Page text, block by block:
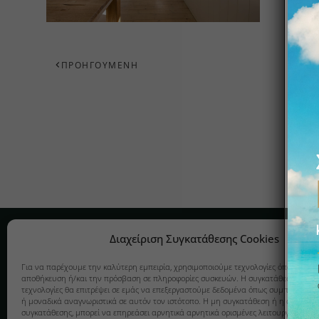
Διαχείριση Συγκατάθεσης Cookies
Για να παρέχουμε την καλύτερη εμπειρία, χρησιμοποιούμε τεχνολογίες όπως
αποθήκευση ή/και την πρόσβαση σε πληροφορίες συσκευών. Η συγκατάθεση σε
τεχνολογίες θα επιτρέψει σε εμάς να επεξεργαστούμε δεδομένα όπως
ή μοναδικά αναγνωριστικά σε αυτόν τον ιστότοπο. Η μη συγκατάθεση ή η ανάκληση
συγκατάθεσης, μπορεί να επηρεάσει αρνητικά αρνητικά ορισμένες λειτουργίες και
ΠΡΟΗΓΟΎΜΕΝΗ
Σχετικά
Υπηρεσίες
Πολιτική Cookies
ΚΟΥΖΊΝΑ
ΠΑΙΔΙΚΌ
ΕΙΔΙΚΈΣ